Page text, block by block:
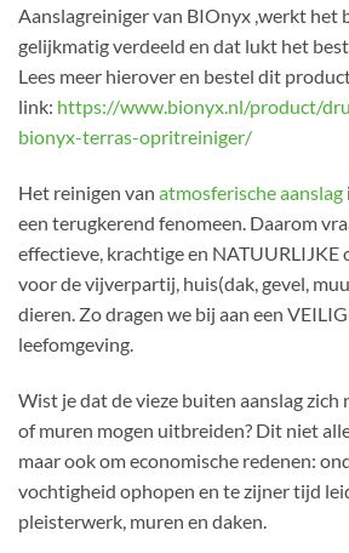
Aanslagreiniger van BIOnyx ,werkt het
gelijkmatig verdeeld en dat lukt het
Lees meer hierover en bestel dit
link: https://www.bionyx.nl/product/
bionyx-terras-opritreiniger/
Het reinigen van atmosferische aanslag
een terugkerend fenomeen. Daarom
effectieve, krachtige en NATUURLIJKE
voor de vijverpartij, huis(dak, gevel,
dieren. Zo dragen we bij aan een
leefomgeving.
Wist je dat de vieze buiten aanslag zich
of muren mogen uitbreiden? Dit niet
maar ook om economische redenen:
vochtigheid ophopen en te zijner tijd
pleisterwerk, muren en daken.